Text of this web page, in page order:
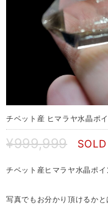
チベット産 ヒマラヤ水晶ポ
¥999,999
チベット産ヒマラヤ水晶ポイ
写真でもお分かり頂けるか